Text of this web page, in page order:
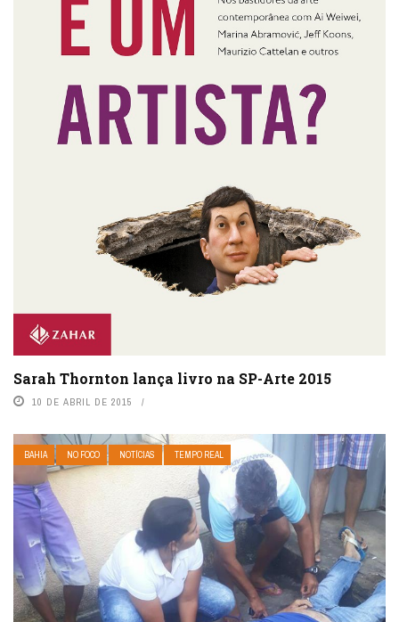
Sarah Thornton lança livro na SP-Arte 2015
10 DE ABRIL DE 2015
BAHIA NO FOCO NOTÍCIAS TEMPO REAL